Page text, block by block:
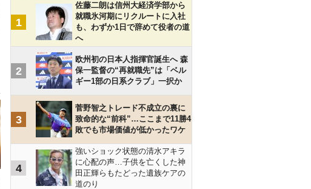
1
佐藤二朗は信州大経済学部から
就職氷河期にリクルートに入社
も、わずか1日で辞めて役者の道
へ
2
欧州初の日本人指揮官誕生へ 森
保一監督の“再就職先”は「ベル
ギー1部の日系クラブ」一択か
3
菅野智之トレード不成立の裏に
致命的な“前科”…ここまで11勝4
敗でも市場価値が低かったワケ
4
強いショック状態の清水アキラ
に心配の声…子供を亡くした神
田正輝らもたどった遺族ケアの
道のり